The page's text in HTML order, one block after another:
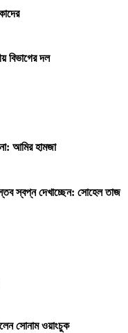
বিভাগের দল
আমির হামজা
স্বপ্ন দেখাচ্ছেন: সোহেল তাজ
সোনাম ওয়াংচুক